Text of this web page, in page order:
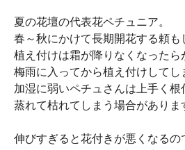
夏の花壇の代表花ペチュニア。
春～秋にかけて長期開花する頼も
植え付けは霜が降りなくなったら
梅雨に入ってから植え付けしてし
加湿に弱いペチュさんは上手く根
蒸れて枯れてしまう場合がありま
伸びすぎると花付きが悪くなるの